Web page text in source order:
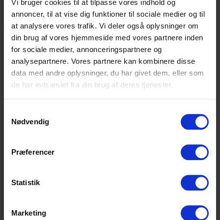
Vi bruger cookies til at tilpasse vores indhold og
annoncer, til at vise dig funktioner til sociale medier og til
at analysere vores trafik. Vi deler også oplysninger om
din brug af vores hjemmeside med vores partnere inden
for sociale medier, annonceringspartnere og
analysepartnere. Vores partnere kan kombinere disse
data med andre oplysninger, du har givet dem, eller som
de har indsamlet fra din brug af deres tjenester.
Nødvendig
Præferencer
Statistik
Marketing
EUD/EUX Business-eksamen
HHX-eksamen
Studentereksamen, HF-eksamen eller
HTX-eksamen, kombineret med 5-ugers
EUD/HGS
Du har interesse for detailhandlen og tror på
egne evner og forstår vigtigheden i at
stræber efter forbedringer og er en
Du har viljen og engagementet, blandt
kundeservice og dermed bringe føtex i front
som kundernes foretrukne detailvarehus.
Du har en god energi og personlighed som